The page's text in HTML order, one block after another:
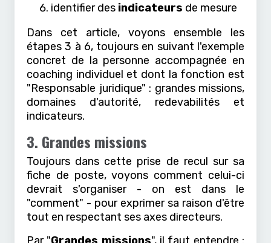
identifier des indicateurs de mesure
Dans cet article, voyons ensemble les
étapes 3 à 6, toujours en suivant l'exemple
concret de la personne accompagnée en
coaching individuel et dont la fonction est
"Responsable juridique" : grandes missions,
domaines d'autorité, redevabilités et
indicateurs.
3. Grandes missions
Toujours dans cette prise de recul sur sa
fiche de poste, voyons comment celui-ci
devrait s'organiser - on est dans le
"comment" - pour exprimer sa raison d'être
tout en respectant ses axes directeurs.